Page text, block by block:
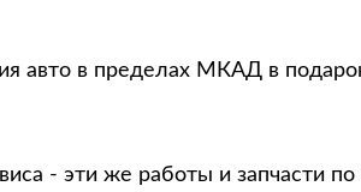
авто в пределах МКАД в
- эти же работы и запчасти